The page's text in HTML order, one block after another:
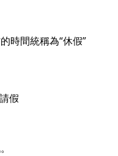
時間統稱為“休假”
假